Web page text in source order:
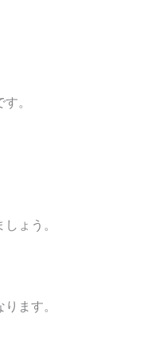
。
ょう。
ます。